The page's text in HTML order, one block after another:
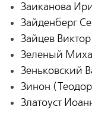
Заиканова
Зайденберг
Зайцев Виктор
Зеленый
Зеньковский
Зинон
Златоуст